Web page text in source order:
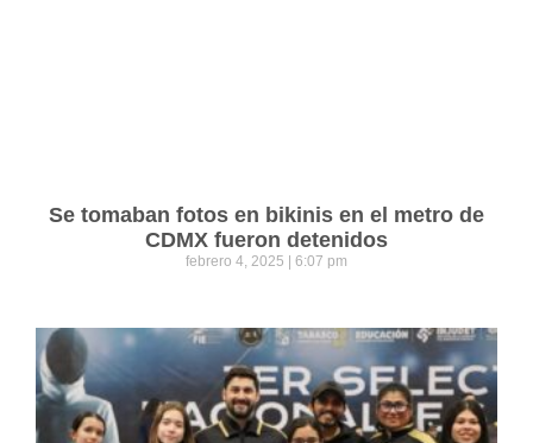
Se tomaban fotos en bikinis en el metro de
CDMX fueron detenidos
febrero 4, 2025 6:07 pm